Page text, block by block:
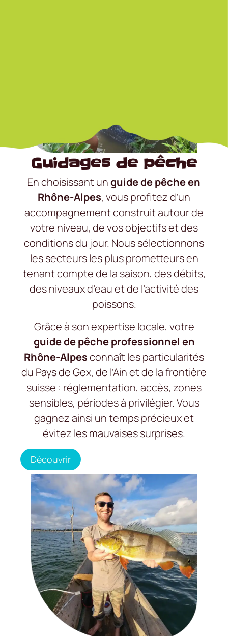
Guidages de pêche
En choisissant unguide de pêche en
Rhône-Alpes, vous profitez d’un
accompagnement construit autour de
votre niveau, de vos objectifs et des
conditions du jour. Nous sélectionnons
les secteurs les plus prometteurs en
tenant compte de la saison, des débits,
des niveaux d’eau et de l’activité des
poissons.
Grâce à son expertise locale, votre
guide de pêche professionnel en
Rhône-Alpesconnaît les particularités
du Pays de Gex, de l’Ain et de la frontière
suisse : réglementation, accès, zones
sensibles, périodes à privilégier. Vous
gagnez ainsi un temps précieux et
évitez les mauvaises surprises.
Découvrir